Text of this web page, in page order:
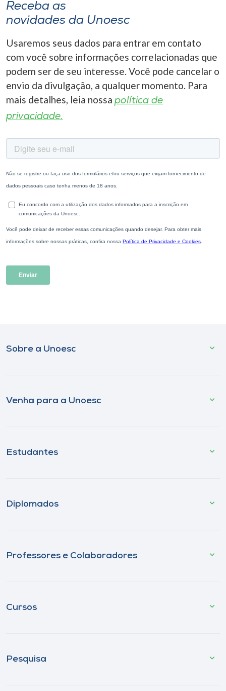
Receba as
novidades da Unoesc
Usaremos seus dados para entrar em contato
com você sobre informações correlacionadas que
podem ser de seu interesse. Você pode cancelar o
envio da divulgação, a qualquer momento. Para
mais detalhes, leia nossa política de
privacidade.
Sobre a Unoesc
Venha para a Unoesc
Estudantes
Diplomados
Professores e Colaboradores
Cursos
Pesquisa